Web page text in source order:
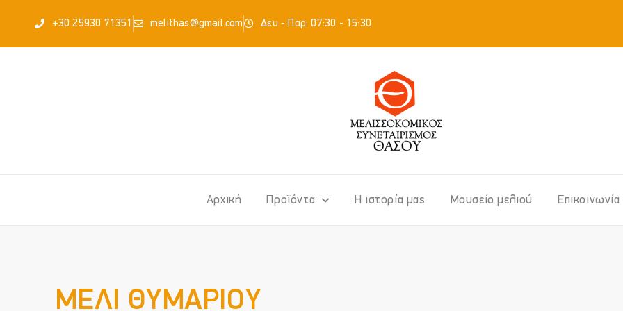
περιεχόμενο
+30 25930 71351 melithas@gmail.com Δευ - Παρ: 07:30 - 15:30
Αρχική Προϊόντα Η ιστορία μας Μουσείο μελιού Επικοινωνία
ΜΕΛΙ ΘΥΜΑΡΙΟΥ